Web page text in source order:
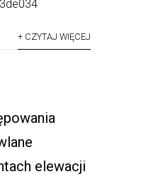
+ CZYTAJ WIĘCEJ
elewacji